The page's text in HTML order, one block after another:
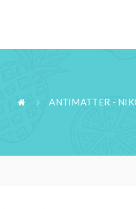
ANTIMATTER -